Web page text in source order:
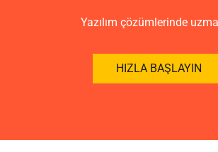
Yazılım çözümlerinde
HIZLA BAŞLAYIN